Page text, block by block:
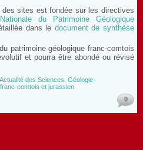
sites est fondée sur les directives
du Patrimoine Géologique
dans le document de synthèse
patrimoine géologique franc-comtois
et pourra être abondé ou révisé
Actualité des Sciences Géologie-
comtois et jurassien
0